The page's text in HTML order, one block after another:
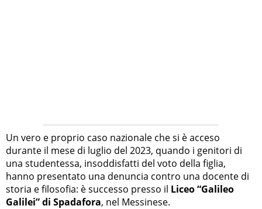
Un vero e proprio caso nazionale che si è acceso
durante il mese di luglio del 2023, quando i genitori di
una studentessa, insoddisfatti del voto della figlia,
hanno presentato una denuncia contro una docente di
storia e filosofia: è successo presso il Liceo “Galileo
Galilei” di Spadafora, nel Messinese.